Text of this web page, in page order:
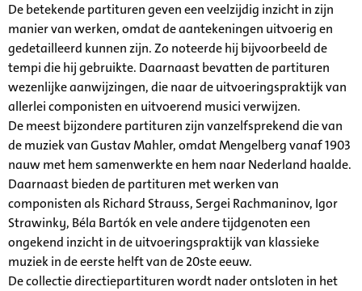
De betekende partituren geven een veelzijdig inzicht in zijn
manier van werken, omdat de aantekeningen uitvoerig en
gedetailleerd kunnen zijn. Zo noteerde hij bijvoorbeeld de
tempi die hij gebruikte. Daarnaast bevatten de partituren
wezenlijke aanwijzingen, die naar de uitvoeringspraktijk van
allerlei componisten en uitvoerend musici verwijzen.
De meest bijzondere partituren zijn vanzelfsprekend die van
de muziek van Gustav Mahler, omdat Mengelberg vanaf 1903
nauw met hem samenwerkte en hem naar Nederland haalde.
Daarnaast bieden de partituren met werken van
componisten als Richard Strauss, Sergei Rachmaninov, Igor
Strawinky, Béla Bartók en vele andere tijdgenoten een
ongekend inzicht in de uitvoeringspraktijk van klassieke
muziek in de eerste helft van de 20ste eeuw.
De collectie directiepartituren wordt nader ontsloten in het